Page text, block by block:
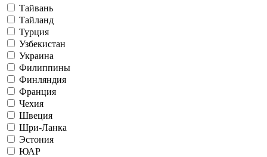
Тайвань
Тайланд
Турция
Узбекистан
Украина
Филиппины
Финляндия
Франция
Чехия
Швеция
Шри-Ланка
Эстония
ЮАР